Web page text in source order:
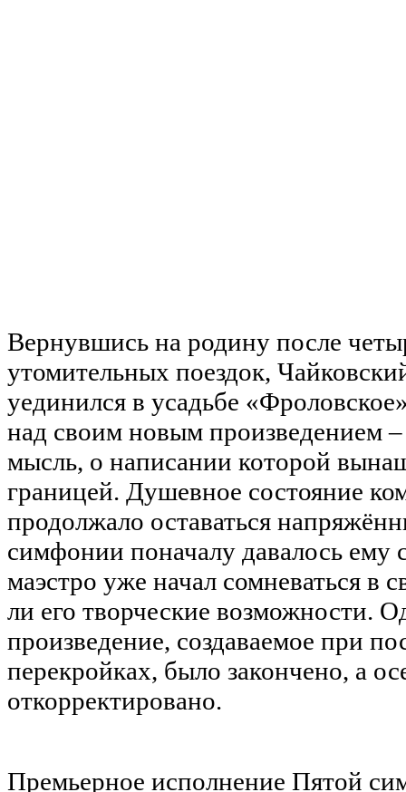
Вернувшись на родину после
утомительных поездок,
уединился в усадьбе
над своим новым произведением
мысль, о написании которой
границей. Душевное состояние
продолжало оставаться
симфонии поначалу давалось ему
маэстро уже начал сомневаться в
ли его творческие возможности.
произведение, создаваемое при
перекройках, было закончено, а
откорректировано.
Премьерное исполнение Пятой